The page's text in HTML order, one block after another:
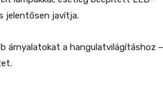
jelentősen javítja.
árnyalatokat a hangulatvilágításhoz –